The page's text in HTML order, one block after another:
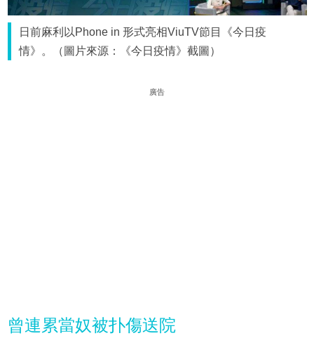
日前麻利以Phone in 形式亮相ViuTV節目《今日疫
情》。（圖片來源：《今日疫情》截圖）
廣告
曾連累當奴被扑傷送院